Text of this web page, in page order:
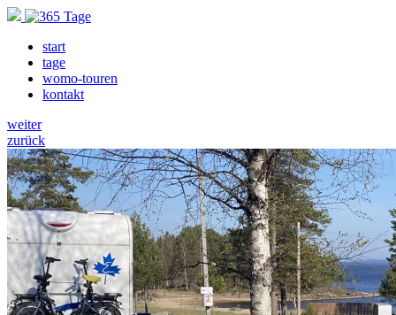
start
tage
womo-touren
kontakt
weiter
zurück